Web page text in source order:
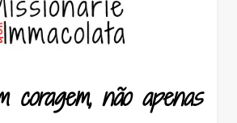
coragem, não apenas